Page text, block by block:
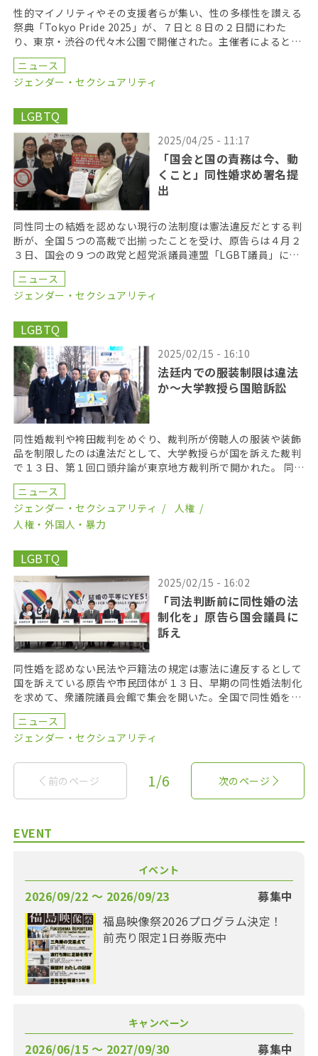
性的マイノリティやその支援者らが集い、性の多様性を讃える
祭典「Tokyo Pride 2025」が、７日と８日の２日間にわた
り、東京・渋谷の代々木公園で開催された。主催者によると、
２日間でのべ２７万人が来場した。 ８日に […]
ニュース
ジェンダー・セクシュアリティ
LGBTQ
2025/04/25 - 11:17
「国会と国の責務は今、動
くこと」同性婚求め署名提
出
同性同士の結婚を認めない現行の法制度は憲法違反だとする判
断が、全国５つの高裁で出揃ったことを受け、原告らは４月２
３日、国会の９つの政党と超党派議員連盟「LGBT議員」に対
し、同性婚の法制化を求める要請書と約３万筆の署名を […]
ニュース
ジェンダー・セクシュアリティ
LGBTQ
2025/02/15 - 16:10
法廷内での服装制限は違法
か〜大学教授ら国賠訴訟
同性婚裁判や袴田裁判をめぐり、裁判所が傍聴人の服装や装飾
品を制限したのは違法だとして、大学教授らが国を訴えた裁判
で１３日、第１回口頭弁論が東京地方裁判所で開かれた。 同性
婚訴訟が行われた福岡地方裁判所に、レインボー柄の靴 […]
ニュース
ジェンダー・セクシュアリティ
人権
人権・外国人・暴力
LGBTQ
2025/02/15 - 16:02
「司法判断前に同性婚の法
制化を」原告ら国会議員に
訴え
同性婚を認めない民法や戸籍法の規定は憲法に違反するとして
国を訴えている原告や市民団体が１３日、早期の同性婚法制化
を求めて、衆議院議員会館で集会を開いた。全国で同性婚を求
めて裁判を争っている原告のほか、与野党の国会議員７０ […]
ニュース
ジェンダー・セクシュアリティ
前のページ 1/6 次のページ
EVENT
イベント
2026/09/22 〜 2026/09/23
募集中
福島映像祭2026プログラム決定！
前売り限定1日券販売中
キャンペーン
2026/06/15 〜 2027/09/30 募集中